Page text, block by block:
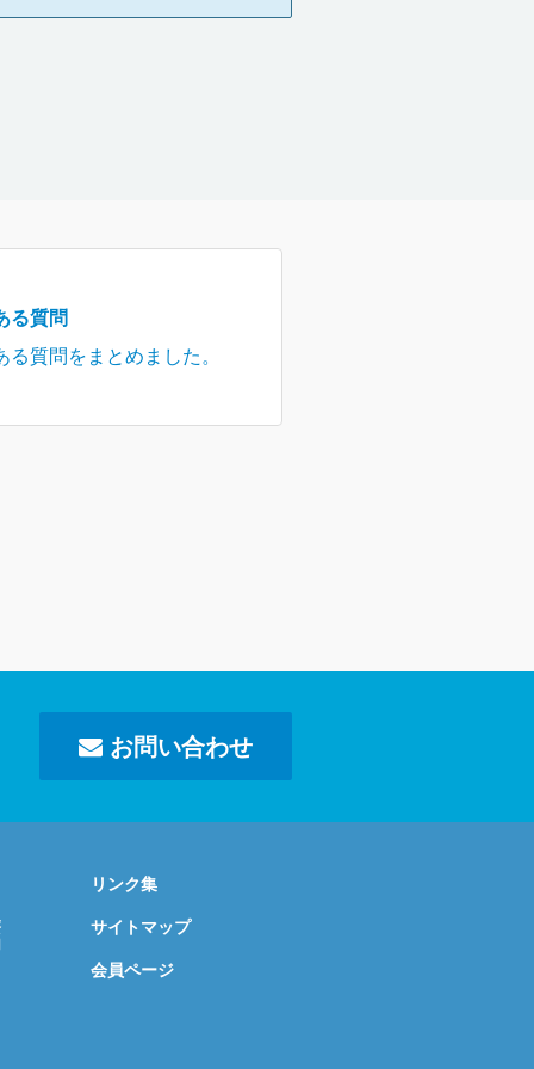
る質問
る質問をまとめました。
お問い合わせ
リンク集
サイトマップ
会員ページ